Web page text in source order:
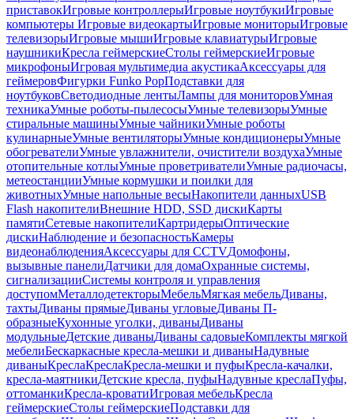
приставокИгровые контроллерыИгровые ноутбукиИгровые
компьютеры Игровые видеокартыИгровые мониторыИгровые
телевизорыИгровые мышиИгровые клавиатурыИгровые
наушникиКресла геймерскиеСтолы геймерскиеИгровые
микрофоныИгровая мультимедиа акустикаАксессуары для
геймеровФигурки Funko PopПодставки для
ноутбуковСветодиодные лентыЛампы для мониторовУмная
техникаУмные роботы-пылесосыУмные телевизорыУмные
стиральные машиныУмные чайникиУмные роботы
кулинарныеУмные вентиляторыУмные кондиционерыУмные
обогревателиУмные увлажнители, очистители воздухаУмные
отопительные котлыУмные проветривателиУмные радиочасы,
метеостанцииУмные кормушки и поилки для
животныхУмные напольные весыНакопители данныхUSB
Flash накопителиВнешние HDD, SSD дискиКарты
памятиСетевые накопителиКартридерыОптические
дискиНаблюдение и безопасностьКамеры
видеонаблюденияАксессуары для CCTVДомофоны,
вызывные панелиДатчики для домаОхранные системы,
сигнализацииСистемы контроля и управления
доступомМеталлодетекторыМебельМягкая мебельДиваны,
тахтыДиваны прямыеДиваны угловыеДиваны П-
образныеКухонные уголки, диваныДиваны
модульныеДетские диваныДиваны садовыеКомплекты мягкой
мебелиБескаркасные кресла-мешки и диваныНадувные
диваныКреслаКреслаКресла-мешки и пуфыКресла-качалки,
кресла-маятникиДетские кресла, пуфыНадувные креслаПуфы,
оттоманкиКресла-кроватиИгровая мебельКресла
геймерскиеСтолы геймерскиеПодставки для